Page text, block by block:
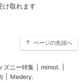
け取れます
ページの先頭へ
ズニー特集 mimot.
Medery.